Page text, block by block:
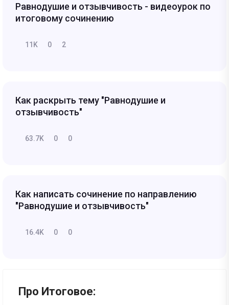
Равнодушие и отзывчивость - видеоурок по
итоговому сочинению
11K 0 2
Как раскрыть тему "Равнодушие и
отзывчивость"
63.7K 0 0
Как написать сочинение по направлению
"Равнодушие и отзывчивость"
16.4K 0 0
Про Итоговое: